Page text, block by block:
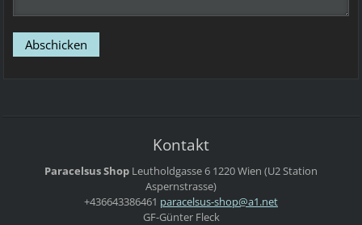
Kontakt
Paracelsus Shop Leutholdgasse 6 1220 Wien (U2 Station
Aspernstrasse)
+436643386461 paracelsus-shop@a1.net
GF-Günter Fleck